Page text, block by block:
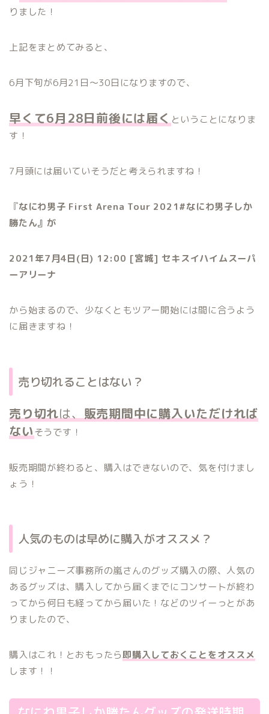
りました！
上記をまとめてみると、
6月下旬が6月21日〜30日になりますので、
早くて6月28日前後には届く ということになりま
す！
7月頭には届いていそうだと考えられますね！
『なにわ男子 First Arena Tour 2021#なにわ男子しか
勝たん』が
2021年7月4日(日) 12:00 [宮城] セキスイハイムスーパ
ーアリーナ
から始まるので、少なくともツアー開始には間に合うよう
に届きますね！
売り切れることはない？
売り切れは、 販売期間中に購入いただければ
ないそうです！
販売期間が終わると、購入はできないので、気を付けまし
ょう！
人気のものは早めに購入がオススメ？
同じジャニーズ事務所の嵐さんのグッズ購入の際、人気の
あるグッズは、購入してから届くまでにコンサートが終わ
ってから何日も経ってから届いた！などのツイーっとがあ
りましたので、
購入はこれ！とおもったら即購入しておくことをオススメ
します！！